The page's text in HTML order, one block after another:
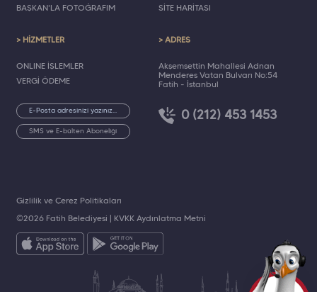
BAŞKAN'LA FOTOĞRAFIM SİTE HARİTASI
> HİZMETLER
ONLINE İŞLEMLER
VERGİ ÖDEME
SMS ve E-bülten Aboneliği
> ADRES
Akşemsettin Mahallesi Adnan
Menderes Vatan Bulvarı No:54
Fatih - İstanbul
0 (212) 453 1453
©2026 Fatih Belediyesi | KVKK Aydınlatma Metni
Gizlilik ve Çerez Politikaları